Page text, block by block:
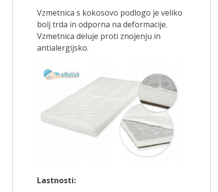
Vzmetnica s kokosovo podlogo je veliko
bolj trda in odporna na deformacije.
Vzmetnica deluje proti znojenju in
antialergijsko.
Lastnosti: